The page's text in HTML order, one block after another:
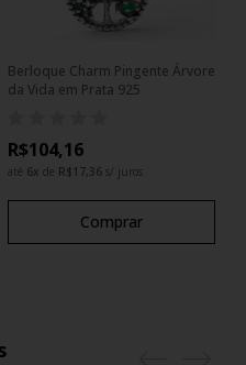
Berloque Charm Pingente Árvore
da Vida em Prata 925
R$104,16
até 6x de R$17,36s/ juros
Comprar